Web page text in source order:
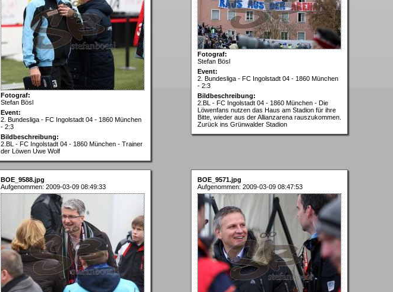
Fotograf:
Stefan Bösl
Event:
2. Bundesliga - FC Ingolstadt 04 - 1860 München
- 2:3
Bildbeschreibung:
2.BL - FC Ingolstadt 04 - 1860 München - Trainer
der Löwen Uwe Wolf
Fotograf:
Stefan Bösl
Event:
2. Bundesliga - FC Ingolstadt 04 - 1860 München
- 2:3
Bildbeschreibung:
2.BL - FC Ingolstadt 04 - 1860 München - Die
Löwenfans nutzen das Haus am Stadion für ihre
Bitte, wieder aus der Allianzarena rauszukommen.
Zurück ins Grünwalder Stadion
BOE_9588.jpg
Aufgenommen: 2009-03-09 08:49:33
BOE_9571.jpg
Aufgenommen: 2009-03-09 08:47:53